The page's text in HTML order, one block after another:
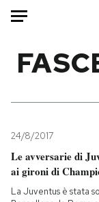
Mondo
Politica
Tecnologia
Internet
24/8/2017
Le avversarie di
ai gironi di
La Juventus è stata